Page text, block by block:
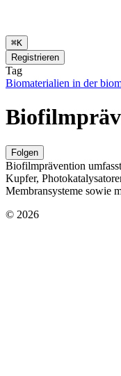
⌘K
Registrieren
Tag
Biomaterialien in der
Folgen
Biofilmprävention
Kupfer,
Membransysteme sowie
© 2026